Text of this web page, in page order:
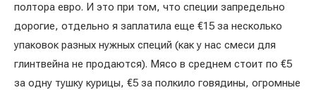
полтора евро. И это при том, что специи запредельно
дорогие, отдельно я заплатила еще €15 за несколько
упаковок разных нужных специй (как у нас смеси для
глинтвейна не продаются). Мясо в среднем стоит по €5
за одну тушку курицы, €5 за полкило говядины, огромные